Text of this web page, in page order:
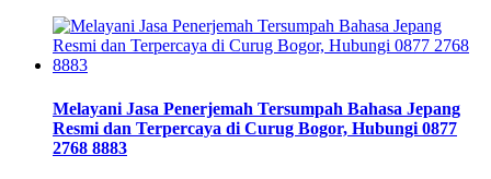
Melayani Jasa Penerjemah Tersumpah Bahasa Jepang
Resmi dan Terpercaya di Curug Bogor, Hubungi 0877
2768 8883